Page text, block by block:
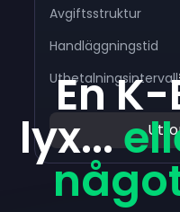
Avgiftsstruktur
Handläggningstid
Utbetalningsintervall
En
lyx...